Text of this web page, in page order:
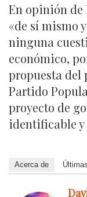
En opinión de
«de sí mismo
ninguna
económico,
propuesta del
Partido
proyecto de
identificable y
Acerca de